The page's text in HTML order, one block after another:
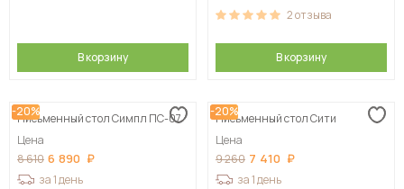
В корзину
2отзыва
В корзину
-20%
Письменный стол Симпл ПС-07
Цена
8 610 6 890
за 1 день
-20%
Письменный стол Сити
Цена
9 260 7 410
за 1 день